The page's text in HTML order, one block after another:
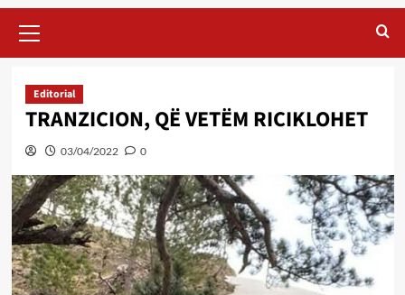
Menu
Editorial
TRANZICION, QË VETËM RICIKLOHET
03/04/2022 0